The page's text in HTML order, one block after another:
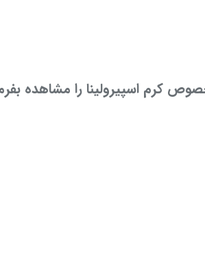
کرم اسپیرولینا را مشاهده